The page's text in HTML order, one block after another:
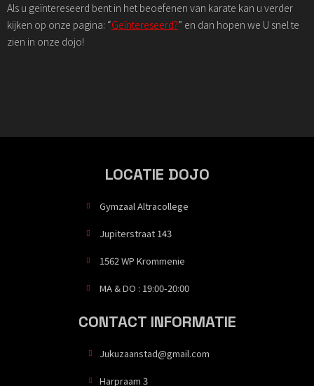
Als u geïntereseerd bent in het beoefenen van karate kan u verder
kijken op onze pagina: “Geïntereseerd?” en dan hopen we U snel te
zien in onze dojo!
LOCATIE DOJO
Gymzaal Altracollege
Jupiterstraat 143
1562 WP Krommenie
MA & DO : 19:00-20:00
CONTACT INFORMATIE
Jukuzaanstad@gmail.com
Harpraam 3